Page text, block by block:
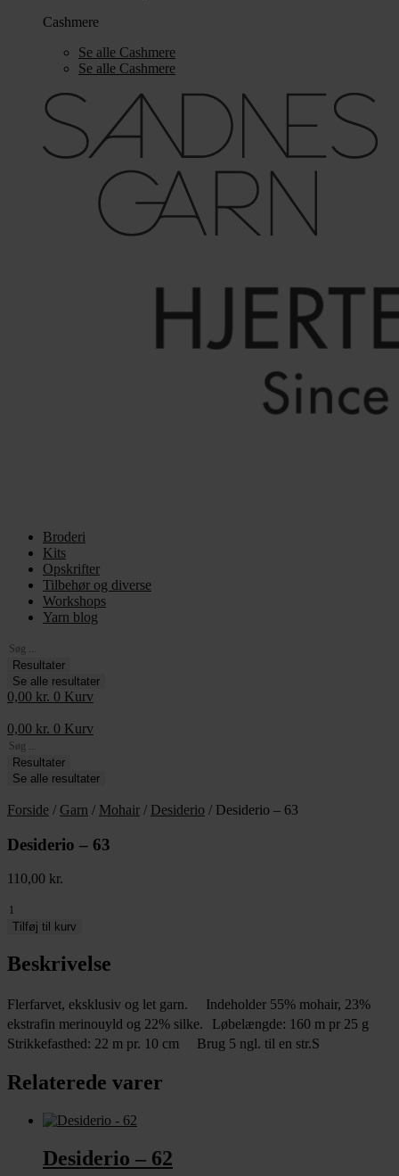
Cashmere
Se alle Cashmere
Se alle Cashmere
Broderi
Kits
Opskrifter
Tilbehør og diverse
Workshops
Yarn blog
Search
...Resultater
Se alle resultater
0,00 kr. 0 Kurv
0,00 kr. 0 Kurv
Search
...Resultater
Se alle resultater
Forside / Garn / Mohair / Desiderio / Desiderio – 63
Desiderio – 63
110,00 kr.
Desiderio
antal
Tilføj til kurv
Beskrivelse
Flerfarvet, eksklusiv og let garn. Indeholder 55% mohair, 23%
ekstrafin merinouyld og 22% silke. Løbelængde: 160 m pr 25 g
Strikkefasthed: 22 m pr. 10 cm Brug 5 ngl. til en str.S
Relaterede varer
Desiderio – 62